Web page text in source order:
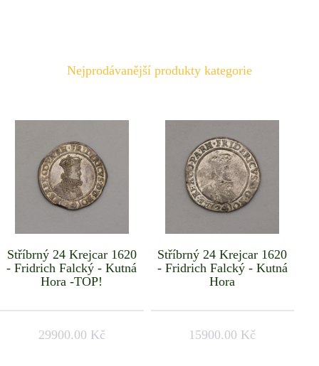
Nejprodávanější produkty kategorie
Stříbrný 24 Krejcar 1620
- Fridrich Falcký - Kutná
Hora -TOP!
29900.00 Kč
Stříbrný 24 Krejcar 1620
- Fridrich Falcký - Kutná
Hora
15900.00 Kč